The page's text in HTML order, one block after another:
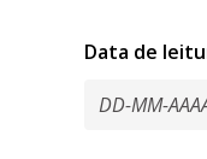
Data de